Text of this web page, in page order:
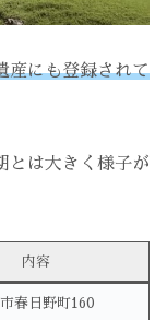
産にも登録されて
とは大きく様子が
内容
春日野町160